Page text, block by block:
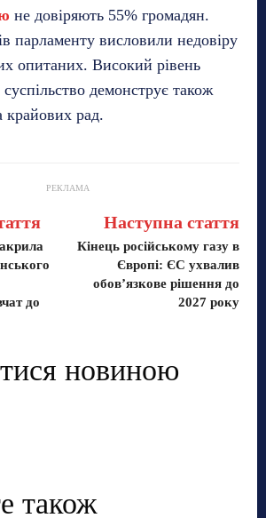
не довіряють 55% громадян.
парламенту висловили недовіру
опитаних. Високий рівень
суспільство демонструє також
крайових рад.
РЕКЛАМА
до
Наступна стаття
Кінець російському газу в
Європі: ЄС ухвалив
обов’язкове рішення до
2027 року
новиною
також